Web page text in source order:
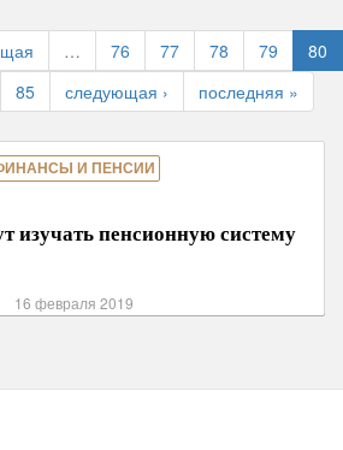
… 76 77 78 79
80
85 следующая › последняя »
И ПЕНСИИ
изучать пенсионную систему
16 февраля 2019